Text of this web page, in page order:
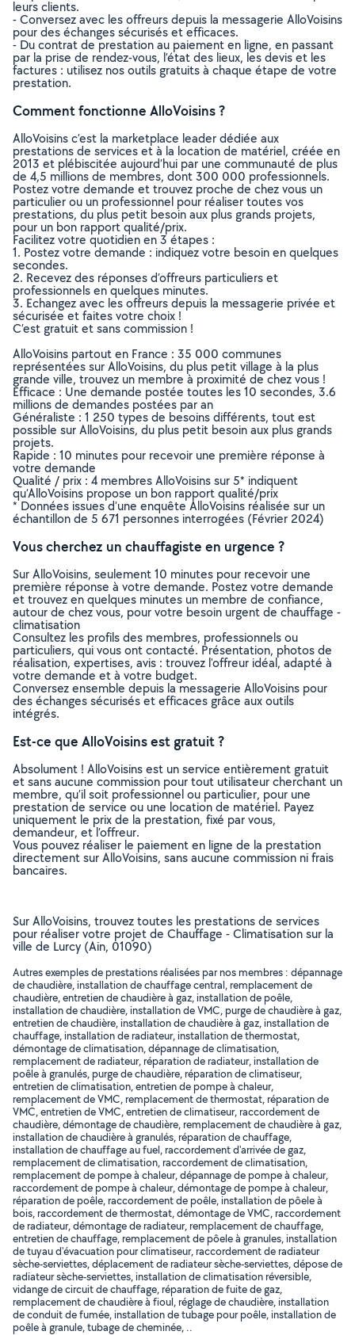
leurs clients.
- Conversez avec les offreurs depuis la messagerie AlloVoisins
pour des échanges sécurisés et efficaces.
- Du contrat de prestation au paiement en ligne, en passant
par la prise de rendez-vous, l’état des lieux, les devis et les
factures : utilisez nos outils gratuits à chaque étape de votre
prestation.
Comment fonctionne AlloVoisins ?
AlloVoisins c’est la marketplace leader dédiée aux
prestations de services et à la location de matériel, créée en
2013 et plébiscitée aujourd’hui par une communauté de plus
de 4,5 millions de membres, dont 300 000 professionnels.
Postez votre demande et trouvez proche de chez vous un
particulier ou un professionnel pour réaliser toutes vos
prestations, du plus petit besoin aux plus grands projets,
pour un bon rapport qualité/prix.
Facilitez votre quotidien en 3 étapes :
1. Postez votre demande : indiquez votre besoin en quelques
secondes.
2. Recevez des réponses d’offreurs particuliers et
professionnels en quelques minutes.
3. Echangez avec les offreurs depuis la messagerie privée et
sécurisée et faites votre choix !
C’est gratuit et sans commission !
AlloVoisins partout en France : 35 000 communes
représentées sur AlloVoisins, du plus petit village à la plus
grande ville, trouvez un membre à proximité de chez vous !
Efficace : Une demande postée toutes les 10 secondes, 3.6
millions de demandes postées par an
Généraliste : 1 250 types de besoins différents, tout est
possible sur AlloVoisins, du plus petit besoin aux plus grands
projets.
Rapide : 10 minutes pour recevoir une première réponse à
votre demande
Qualité / prix : 4 membres AlloVoisins sur 5* indiquent
qu’AlloVoisins propose un bon rapport qualité/prix
* Données issues d’une enquête AlloVoisins réalisée sur un
échantillon de 5 671 personnes interrogées (Février 2024)
Vous cherchez un chauffagiste en urgence ?
Sur AlloVoisins, seulement 10 minutes pour recevoir une
première réponse à votre demande. Postez votre demande
et trouvez en quelques minutes un membre de confiance,
autour de chez vous, pour votre besoin urgent de chauffage -
climatisation
Consultez les profils des membres, professionnels ou
particuliers, qui vous ont contacté. Présentation, photos de
réalisation, expertises, avis : trouvez l'offreur idéal, adapté à
votre demande et à votre budget.
Conversez ensemble depuis la messagerie AlloVoisins pour
des échanges sécurisés et efficaces grâce aux outils
intégrés.
Est-ce que AlloVoisins est gratuit ?
Absolument ! AlloVoisins est un service entièrement gratuit
et sans aucune commission pour tout utilisateur cherchant un
membre, qu’il soit professionnel ou particulier, pour une
prestation de service ou une location de matériel. Payez
uniquement le prix de la prestation, fixé par vous,
demandeur, et l’offreur.
Vous pouvez réaliser le paiement en ligne de la prestation
directement sur AlloVoisins, sans aucune commission ni frais
bancaires.
Sur AlloVoisins, trouvez toutes les prestations de services
pour réaliser votre projet de Chauffage - Climatisation sur la
ville de Lurcy (Ain, 01090)
Autres exemples de prestations réalisées par nos membres : dépannage
de chaudière, installation de chauffage central, remplacement de
chaudière, entretien de chaudière à gaz, installation de poêle,
installation de chaudière, installation de VMC, purge de chaudière à gaz,
entretien de chaudière, installation de chaudière à gaz, installation de
chauffage, installation de radiateur, installation de thermostat,
démontage de climatisation, dépannage de climatisation,
remplacement de radiateur, réparation de radiateur, installation de
poêle à granulés, purge de chaudière, réparation de climatiseur,
entretien de climatisation, entretien de pompe à chaleur,
remplacement de VMC, remplacement de thermostat, réparation de
VMC, entretien de VMC, entretien de climatiseur, raccordement de
chaudière, démontage de chaudière, remplacement de chaudière à gaz,
installation de chaudière à granulés, réparation de chauffage,
installation de chauffage au fuel, raccordement d'arrivée de gaz,
remplacement de climatisation, raccordement de climatisation,
remplacement de pompe à chaleur, dépannage de pompe à chaleur,
raccordement de pompe à chaleur, démontage de pompe à chaleur,
réparation de poêle, raccordement de poêle, installation de pôele à
bois, raccordement de thermostat, démontage de VMC, raccordement
de radiateur, démontage de radiateur, remplacement de chauffage,
entretien de chauffage, remplacement de pôele à granules, installation
de tuyau d'évacuation pour climatiseur, raccordement de radiateur
sèche-serviettes, déplacement de radiateur sèche-serviettes, dépose de
radiateur sèche-serviettes, installation de climatisation réversible,
vidange de circuit de chauffage, réparation de fuite de gaz,
remplacement de chaudière à fioul, réglage de chaudière, installation
de conduit de fumée, installation de tubage pour poêle, installation de
poêle à granule, tubage de cheminée, ..